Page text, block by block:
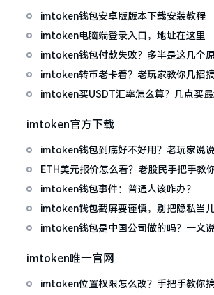
imtoken钱包安卓版版本下载安装教程
imtoken电脑端登录入口，地址在这里
imtoken钱包付款失败？多半是这几个
imtoken转币老卡着？老玩家教你几招
imtoken买USDT汇率怎么算？几点买
imtoken官方下载
imtoken钱包到底好不好用？老玩家说
ETH美元报价怎么看？老股民手把手教
imtoken钱包事件：普通人该咋办？
imtoken钱包截屏要谨慎，别把隐私当
imtoken钱包是中国公司做的吗？一文
imtoken唯一官网
imtoken位置权限怎么改？手把手教你